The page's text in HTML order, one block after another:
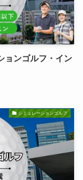
ョンゴルフ・イン
シミュレーションゴルフ